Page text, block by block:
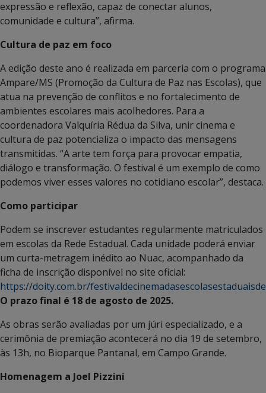
expressão e reflexão, capaz de conectar alunos,
comunidade e cultura”, afirma.
Cultura de paz em foco
A edição deste ano é realizada em parceria com o programa
Ampare/MS (Promoção da Cultura de Paz nas Escolas), que
atua na prevenção de conflitos e no fortalecimento de
ambientes escolares mais acolhedores. Para a
coordenadora Valquíria Rédua da Silva, unir cinema e
cultura de paz potencializa o impacto das mensagens
transmitidas. “A arte tem força para provocar empatia,
diálogo e transformação. O festival é um exemplo de como
podemos viver esses valores no cotidiano escolar”, destaca.
Como participar
Podem se inscrever estudantes regularmente matriculados
em escolas da Rede Estadual. Cada unidade poderá enviar
um curta-metragem inédito ao Nuac, acompanhado da
ficha de inscrição disponível no site oficial:
https://doity.com.br/
O prazo final é 18 de agosto de 2025.
As obras serão avaliadas por um júri especializado, e a
cerimônia de premiação acontecerá no dia 19 de setembro,
às 13h, no Bioparque Pantanal, em Campo Grande.
Homenagem a Joel Pizzini